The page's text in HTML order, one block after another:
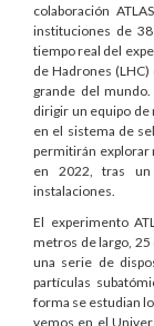
colaboración
instituciones de
tiempo real del
de Hadrones
grande del
dirigir un equipo
en el sistema de
permitirán explorar
en 2022, tras
instalaciones.
El experimento
metros de largo, 25
una serie de
partículas
forma se estudian
vemos en el